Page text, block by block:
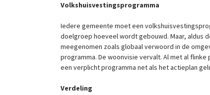
Volkshuisvestingsprogramma
Iedere gemeente moet een
doelgroep hoeveel wordt gebouwd. Maar, aldus
meegenomen zoals globaal verwoord in de
programma. De woonvisie vervalt. Al met al
een verplicht programma net als het actieplan
Verdeling